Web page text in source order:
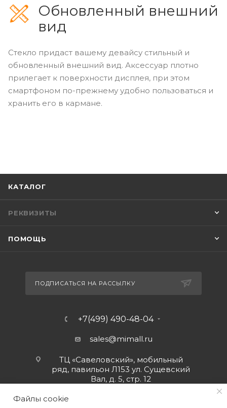
Обновленный внешний
вид
Стекло придаст вашему девайсу стильный и
обновленный внешний вид. Аксессуар плотно
прилегает к поверхности дисплея, при этом
смартфоном по-прежнему удобно пользоваться и
хранить его в кармане.
КАТАЛОГ
РЕКВИЗИТЫ
ПОМОЩЬ
ПОДПИСАТЬСЯ НА РАССЫЛКУ
+7(499) 490-48-04
sales@mimall.ru
ТЦ «Савеловский», мобильный
ряд, павильон Л153 ул. Сущевский
Вал, д. 5, стр. 12
Файлы cookie